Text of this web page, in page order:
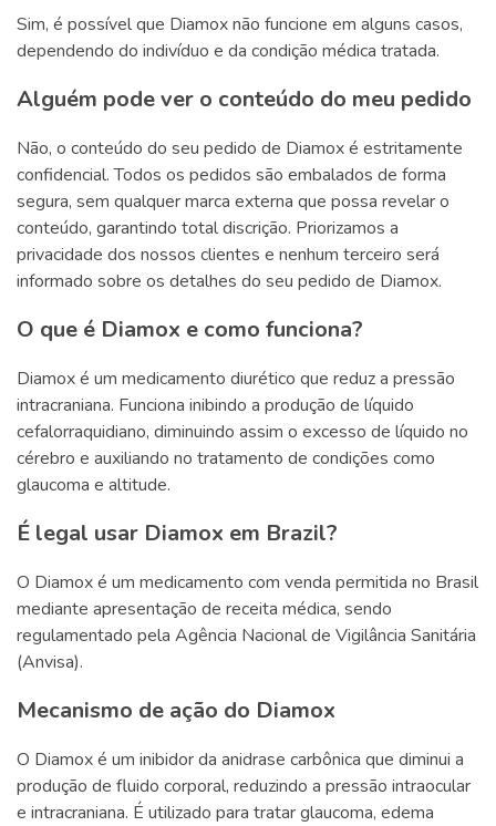
Sim, é possível que Diamox não funcione em alguns casos,
dependendo do indivíduo e da condição médica tratada.
Alguém pode ver o conteúdo do meu pedido
Não, o conteúdo do seu pedido de Diamox é estritamente
confidencial. Todos os pedidos são embalados de forma
segura, sem qualquer marca externa que possa revelar o
conteúdo, garantindo total discrição. Priorizamos a
privacidade dos nossos clientes e nenhum terceiro será
informado sobre os detalhes do seu pedido de Diamox.
O que é Diamox e como funciona?
Diamox é um medicamento diurético que reduz a pressão
intracraniana. Funciona inibindo a produção de líquido
cefalorraquidiano, diminuindo assim o excesso de líquido no
cérebro e auxiliando no tratamento de condições como
glaucoma e altitude.
É legal usar Diamox em Brazil?
O Diamox é um medicamento com venda permitida no Brasil
mediante apresentação de receita médica, sendo
regulamentado pela Agência Nacional de Vigilância Sanitária
(Anvisa).
Mecanismo de ação do Diamox
O Diamox é um inibidor da anidrase carbônica que diminui a
produção de fluido corporal, reduzindo a pressão intraocular
e intracraniana. É utilizado para tratar glaucoma, edema